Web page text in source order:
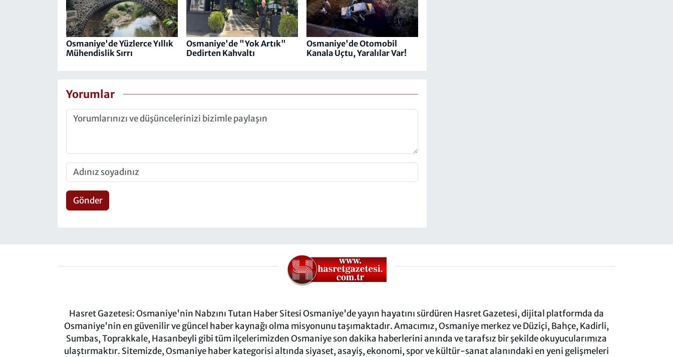
Osmaniye'de Yüzlerce Yıllık
Mühendislik Sırrı
Osmaniye'de "Yok Artık"
Dedirten Kahvaltı
Osmaniye'de Otomobil
Kanala Uçtu, Yaralılar Var!
Yorumlar
Gönder
Hasret Gazetesi: Osmaniye'nin Nabzını Tutan Haber Sitesi Osmaniye'de yayın hayatını sürdüren Hasret Gazetesi, dijital platformda da
Osmaniye'nin en güvenilir ve güncel haber kaynağı olma misyonunu taşımaktadır. Amacımız, Osmaniye merkez ve Düziçi, Bahçe, Kadirli,
Sumbas, Toprakkale, Hasanbeyli gibi tüm ilçelerimizden Osmaniye son dakika haberlerini anında ve tarafsız bir şekilde okuyucularımıza
ulaştırmaktır. Sitemizde, Osmaniye haber kategorisi altında siyaset, asayiş, ekonomi, spor ve kültür-sanat alanındaki en yeni gelişmeleri